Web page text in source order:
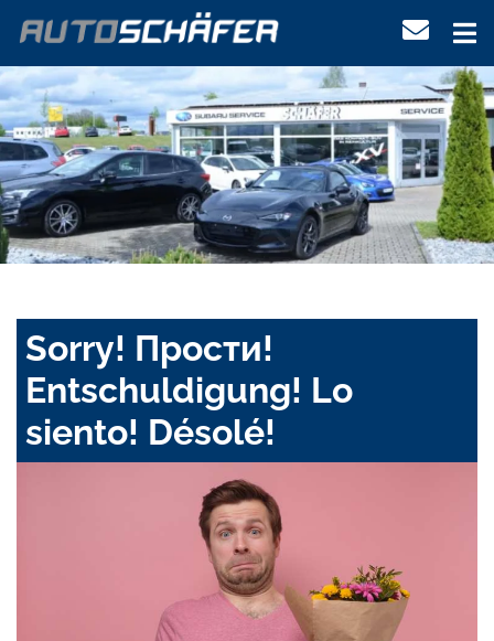
Sorry! Прости!
Entschuldigung! Lo
siento! Désolé!